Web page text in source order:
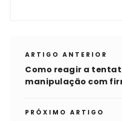
ARTIGO ANTERIOR
Como reagir a
manipulação com
PRÓXIMO ARTIGO